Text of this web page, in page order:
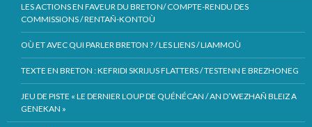
LES ACTIONS EN FAVEUR DU BRETON/ COMPTE-RENDU DES
COMMISSIONS / RENTAÑ-KONTOÙ
OÙ ET AVEC QUI PARLER BRETON ? / LES LIENS / LIAMMOÙ
TEXTE EN BRETON : KEFRIDI SKRIJUS FLATTERS / TESTENN E BREZHONEG
JEU DE PISTE « LE DERNIER LOUP DE QUÉNÉCAN / AN D’WEZHAÑ BLEIZ A
GENEKAN »